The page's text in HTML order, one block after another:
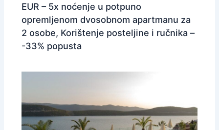
EUR – 5x noćenje u potpuno
opremljenom dvosobnom apartmanu za
2 osobe, Korištenje posteljine i ručnika –
-33% popusta